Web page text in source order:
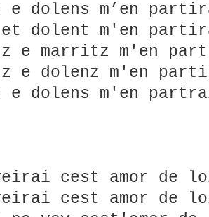
dolens m’en
dolent m'en
e marritz m'en
e dolenz m'en
dolens m'en
cest amor de
cest amor de